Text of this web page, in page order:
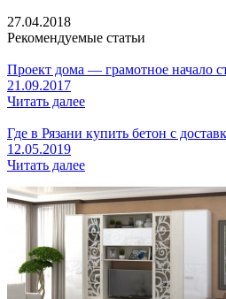
27.04.2018
Рекомендуемые статьи
Проект дома — грамотное начало
21.09.2017
Читать далее
Где в Рязани купить бетон с
12.05.2019
Читать далее